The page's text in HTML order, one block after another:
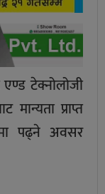
एण्ड टेक्नोलोजी
मान्यता प्राप्त
पढ्ने अवसर